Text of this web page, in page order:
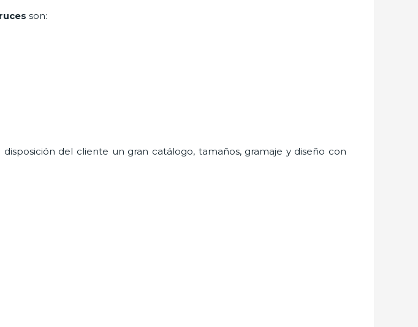
son:
disposición del cliente un gran catálogo, tamaños, gramaje y diseño con